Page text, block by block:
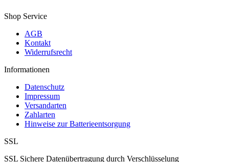
Shop Service
AGB
Kontakt
Widerrufsrecht
Informationen
Datenschutz
Impressum
Versandarten
Zahlarten
Hinweise zur Batterieentsorgung
SSL
SSL Sichere Datenübertragung durch Verschlüsselung